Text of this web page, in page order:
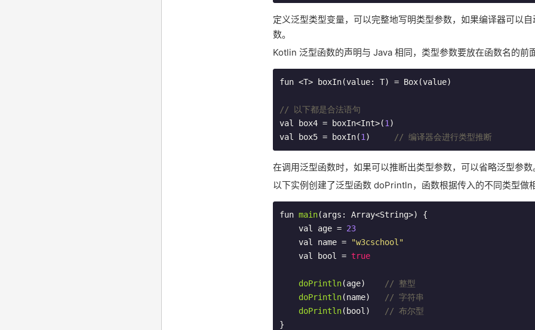
定义泛型类型变量，可以完整地写明类型参数，如果编译器可以
数。
Kotlin 泛型函数的声明与 Java 相同，类型参数要放在函数名的前面
fun <T> boxIn(value: T) = Box(value)
// 以下都是合法语句
val box4 = boxIn<Int>(1 )
val box5 = boxIn(1 ) // 编译器会进行类型推断
在调用泛型函数时，如果可以推断出类型参数，可以省略泛型参数
以下实例创建了泛型函数 doPrintln，函数根据传入的不同类型做
fun main(args: Array<String>)
{
    val age =
23
    val name =
"w3cschool"
    val bool =
true
doPrintln(age)
// 整型
doPrintln(name)
// 字符串
doPrintln(bool)
// 布尔型
}